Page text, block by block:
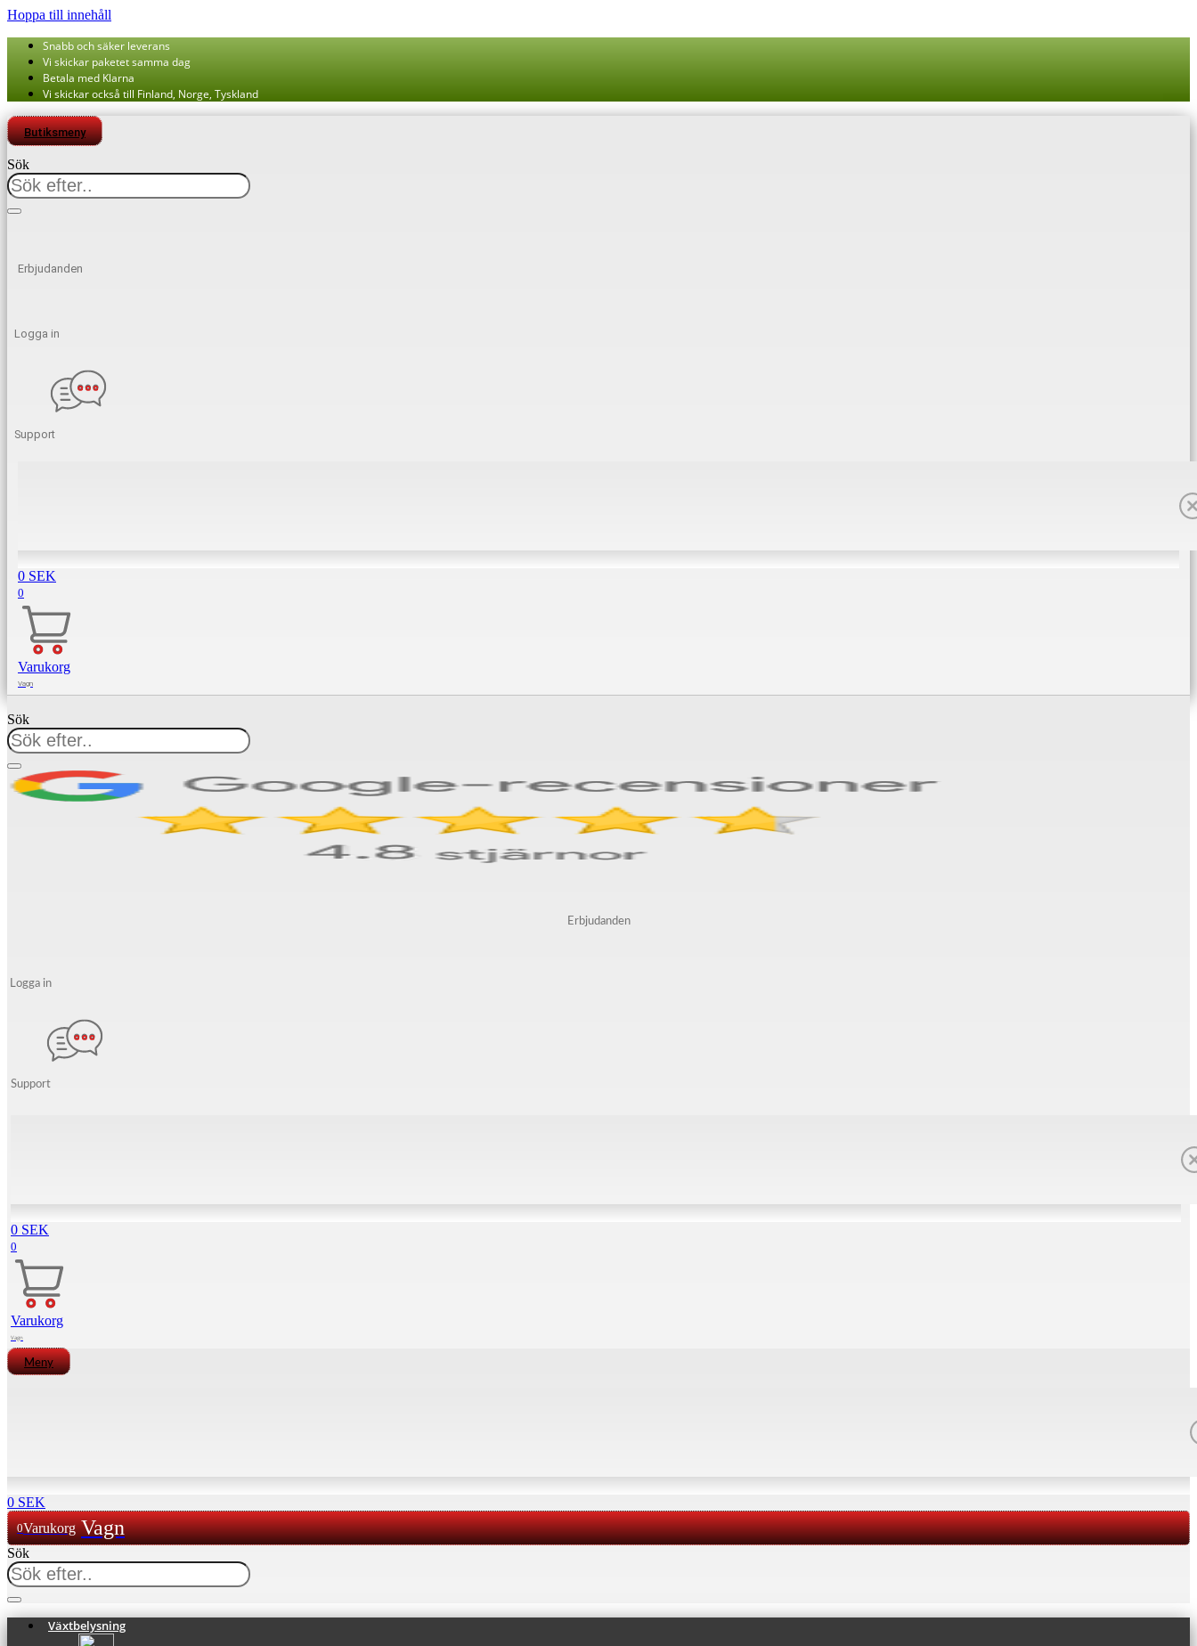
Hoppa till innehåll
Snabb och säker leverans
Vi skickar paketet samma dag
Betala med Klarna
Vi skickar också till Finland, Norge, Tyskland
Butiksmeny
Sök
Erbjudanden
Logga in
Support
0 SEK
0
Varukorg
Sök
Erbjudanden
Logga in
Support
0 SEK
0
Varukorg
Meny
0 SEK
0Varukorg
Sök
Växtbelysning